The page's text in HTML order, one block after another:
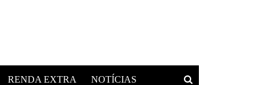
RENDA EXTRA NOTÍCIAS